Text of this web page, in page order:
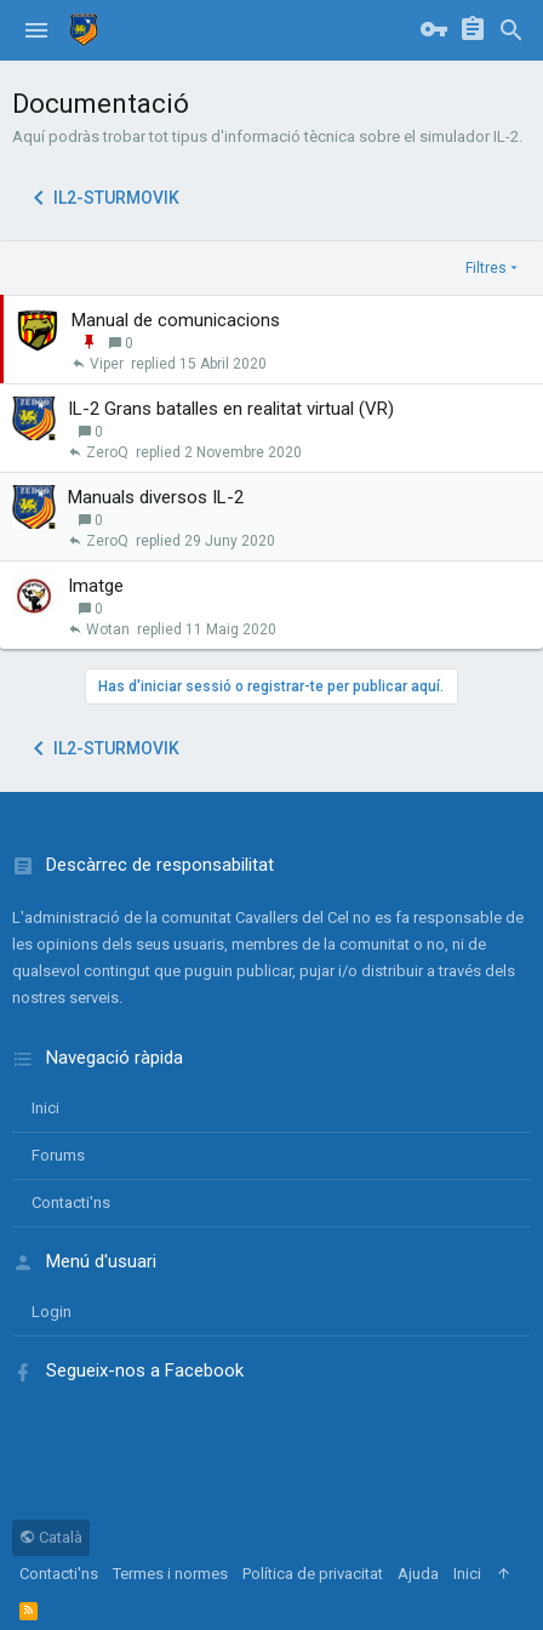
Documentació
Aquí podràs trobar tot tipus d'informació tècnica sobre el simulador IL-2.
IL2-STURMOVIK
Filtres
Manual de comunicacions
n
g
a
n
x
a
r
0
15 Abril 2020
Viper
IL-2 Grans batalles en realitat virtual (VR)
0
2 Novembre 2020
ZeroQ
Manuals diversos IL-2
0
29 Juny 2020
ZeroQ
Imatge
0
11 Maig 2020
Wotan
Has d'iniciar sessió o registrar-te per publicar aquí.
IL2-STURMOVIK
Descàrrec de responsabilitat
L'administració de la comunitat Cavallers del Cel no es fa responsable de
les opinions dels seus usuaris, membres de la comunitat o no, ni de
qualsevol contingut que puguin publicar, pujar i/o distribuir a través dels
nostres serveis.
Navegació ràpida
Inici
Forums
Contacti'ns
Menú d'usuari
Login
Segueix-nos a Facebook
Català
Contacti'ns
Termes i normes Política de privacitat Ajuda Inici
R
S